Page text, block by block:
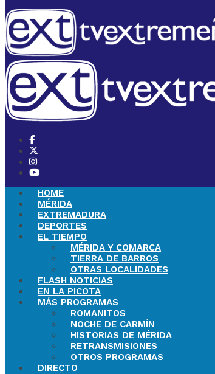
HOME
MÉRIDA
EXTREMADURA
DEPORTES
EL TIEMPO
MÉRIDA Y COMARCA
TIERRA DE BARROS
OTRAS LOCALIDADES
FLASH NOTICIAS
EN LA PICOTA
MÁS PROGRAMAS
ROMANITOS
NOCHE DE CARMÍN
HISTORIAS DE MÉRIDA
RETRANSMISIONES
OTROS PROGRAMAS
DIRECTO